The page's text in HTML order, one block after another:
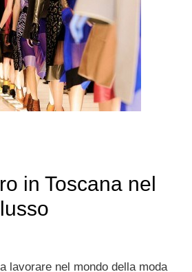
in Toscana nel
lavorare nel mondo della moda